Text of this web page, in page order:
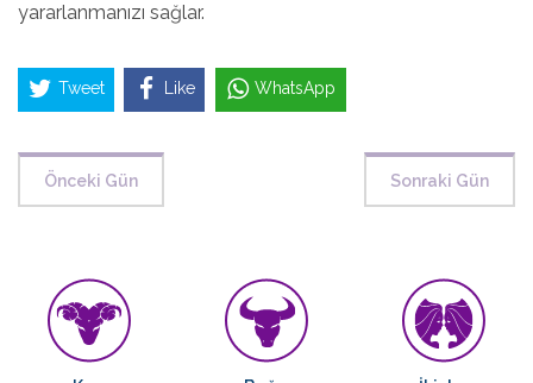
yararlanmanızı sağlar.
Tweet Like WhatsApp
Önceki Gün Sonraki Gün